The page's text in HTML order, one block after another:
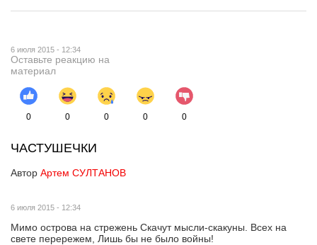
6 июля 2015 - 12:34
Оставьте реакцию на
материал
0 0 0 0 0
ЧАСТУШЕЧКИ
Автор Артем СУЛТАНОВ
6 июля 2015 - 12:34
Мимо острова на стрежень Скачут мысли-скакуны. Всех на
свете перережем, Лишь бы не было войны!